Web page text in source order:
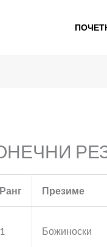
Ранг Презиме
1 Божиноски